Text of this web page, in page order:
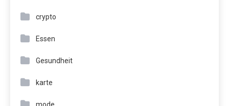
crypto
Essen
Gesundheit
karte